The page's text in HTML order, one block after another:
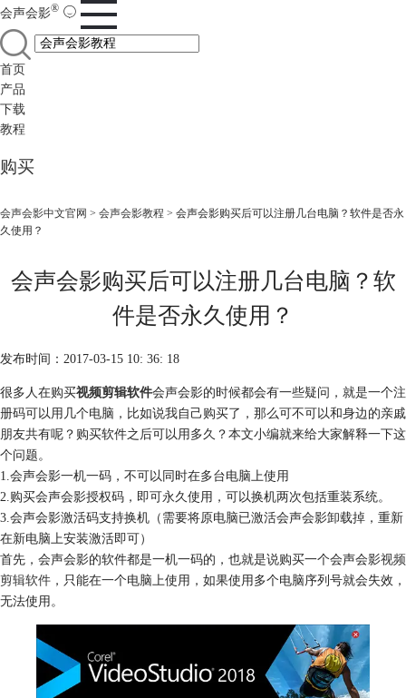
会声会影®
首页
产品
下载
教程
购买
会声会影中文官网 > 会声会影教程 > 会声会影购买后可以注册几台电脑？软件是否永
久使用？
会声会影购买后可以注册几台电脑？软
件是否永久使用？
发布时间：2017-03-15 10: 36: 18
很多人在购买视频剪辑软件会声会影的时候都会有一些疑问，就是一个注
册码可以用几个电脑，比如说我自己购买了，那么可不可以和身边的亲戚
朋友共有呢？购买软件之后可以用多久？本文小编就来给大家解释一下这
个问题。
1.会声会影一机一码，不可以同时在多台电脑上使用
2.购买会声会影授权码，即可永久使用，可以换机两次包括重装系统。
3.会声会影激活码支持换机（需要将原电脑已激活会声会影卸载掉，重新
在新电脑上安装激活即可）
首先，会声会影的软件都是一机一码的，也就是说购买一个会声会影视频
剪辑软件 ，只能在一个电脑上使用，如果使用多个电脑序列号就会失效，
无法使用。